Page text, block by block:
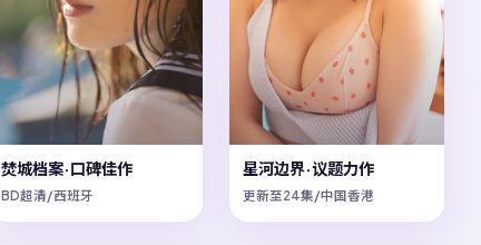
焚城档案·口碑佳作
BD超清/西班牙
星河边界·议题力作
更新至24集/中国香港